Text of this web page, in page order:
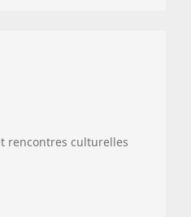
rencontres culturelles